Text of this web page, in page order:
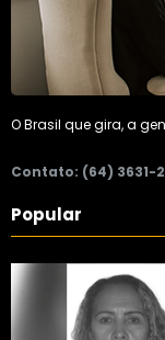
O Brasil que gira, a
Contato: (64) 3631-
Popular